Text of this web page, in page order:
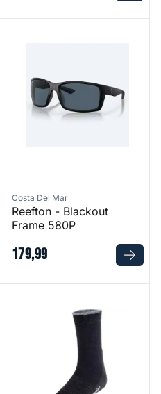
Costa Del Mar
Reefton - Blackout
Frame 580P
179,99